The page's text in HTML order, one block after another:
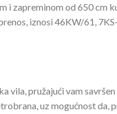
zapreminom od 650 cm
iznosi 46KW/61,
pružajući vam
uz mogućnost da,